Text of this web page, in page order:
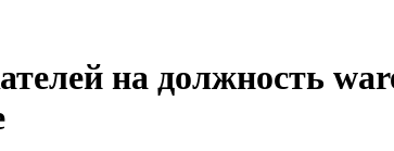
на должность